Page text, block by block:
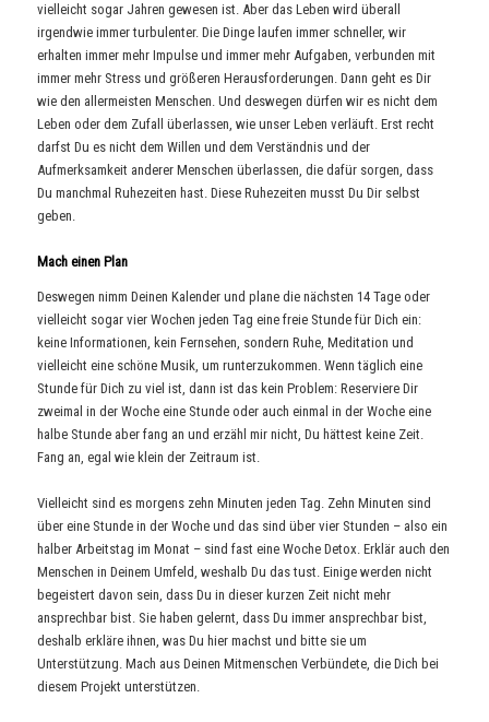
vielleicht sogar Jahren gewesen ist. Aber das Leben wird überall
irgendwie immer turbulenter. Die Dinge laufen immer schneller, wir
erhalten immer mehr Impulse und immer mehr Aufgaben, verbunden mit
immer mehr Stress und größeren Herausforderungen. Dann geht es Dir
wie den allermeisten Menschen. Und deswegen dürfen wir es nicht dem
Leben oder dem Zufall überlassen, wie unser Leben verläuft. Erst recht
darfst Du es nicht dem Willen und dem Verständnis und der
Aufmerksamkeit anderer Menschen überlassen, die dafür sorgen, dass
Du manchmal Ruhezeiten hast. Diese Ruhezeiten musst Du Dir selbst
geben.
Mach einen Plan
Deswegen nimm Deinen Kalender und plane die nächsten 14 Tage oder
vielleicht sogar vier Wochen jeden Tag eine freie Stunde für Dich ein:
keine Informationen, kein Fernsehen, sondern Ruhe, Meditation und
vielleicht eine schöne Musik, um runterzukommen. Wenn täglich eine
Stunde für Dich zu viel ist, dann ist das kein Problem: Reserviere Dir
zweimal in der Woche eine Stunde oder auch einmal in der Woche eine
halbe Stunde aber fang an und erzähl mir nicht, Du hättest keine Zeit.
Fang an, egal wie klein der Zeitraum ist.
Vielleicht sind es morgens zehn Minuten jeden Tag. Zehn Minuten sind
über eine Stunde in der Woche und das sind über vier Stunden – also ein
halber Arbeitstag im Monat – sind fast eine Woche Detox. Erklär auch den
Menschen in Deinem Umfeld, weshalb Du das tust. Einige werden nicht
begeistert davon sein, dass Du in dieser kurzen Zeit nicht mehr
ansprechbar bist. Sie haben gelernt, dass Du immer ansprechbar bist,
deshalb erkläre ihnen, was Du hier machst und bitte sie um
Unterstützung. Mach aus Deinen Mitmenschen Verbündete, die Dich bei
diesem Projekt unterstützen.